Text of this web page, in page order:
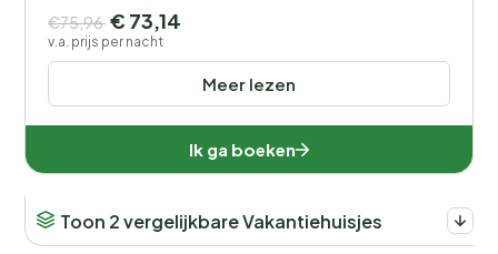
Meer lezen
€75,96 € 73,14
v.a. prijs per nacht
Ik ga boeken
Toon 2 vergelijkbare Vakantiehuisjes